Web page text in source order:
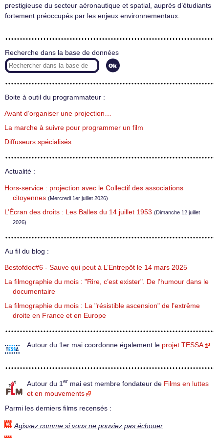
prestigieuse du secteur aéronautique et spatial, auprès d’étudiants
fortement préoccupés par les enjeux environnementaux.
Recherche dans la base de données
Boite à outil du programmateur :
Avant d’organiser une projection…
La marche à suivre pour programmer un film
Diffuseurs spécialisés
Actualité :
Hors-service : projection avec le Collectif des associations
citoyennes (Mercredi 1er juillet 2026)
L’Écran des droits : Les Balles du 14 juillet 1953 (Dimanche 12 juillet
2026)
Au fil du blog :
Bestofdoc#6 - Sauve qui peut à L’Entrepôt le 14 mars 2025
La filmographie du mois : "Rire, c’est exister". De l’humour dans le
documentaire
La filmographie du mois : La "résistible ascension" de l’extrême
droite en France et en Europe
Autour du 1er mai coordonne également le projet TESSA
Autour du 1 er mai est membre fondateur de Films en luttes
et en mouvements
Parmi les derniers films recensés :
Agissez comme si vous ne pouviez pas échouer